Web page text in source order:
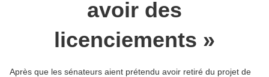
avoir des
licenciements »
Après que les sénateurs aient prétendu avoir retiré du projet de